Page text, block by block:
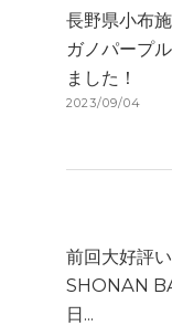
長野県小布
ガノパープ
ました！
2023/09/04
前回大好評
SHONAN
日...